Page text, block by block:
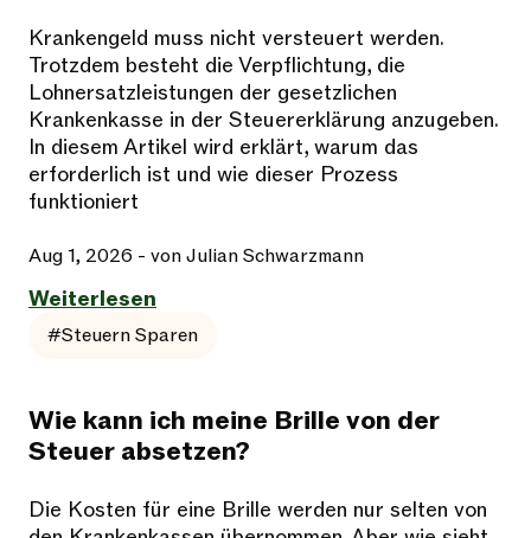
Krankengeld muss nicht versteuert werden.
Trotzdem besteht die Verpflichtung, die
Lohnersatzleistungen der gesetzlichen
Krankenkasse in der Steuererklärung anzugeben.
In diesem Artikel wird erklärt, warum das
erforderlich ist und wie dieser Prozess
funktioniert
Aug 1, 2026 - von Julian Schwarzmann
Weiterlesen
#Steuern Sparen
Wie kann ich meine Brille von der
Steuer absetzen?
Die Kosten für eine Brille werden nur selten von